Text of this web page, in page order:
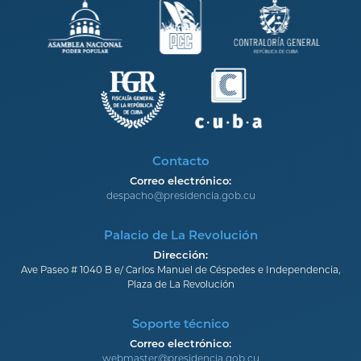
Contacto
Correo electrónico:
despacho@presidencia.gob.cu
Palacio de La Revolución
Dirección:
Ave Paseo # 1040 B e/ Carlos Manuel de Céspedes e Independencia,
Plaza de La Revolución
Soporte técnico
Correo electrónico:
webmaster@presidencia.gob.cu